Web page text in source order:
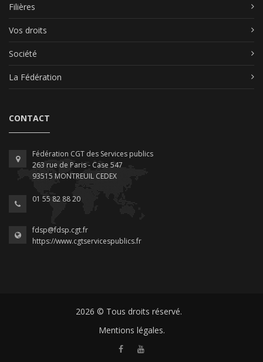
Filières
Vos droits
Société
La Fédération
CONTACT
Fédération CGT des Services publics
263 rue de Paris - Case 547
93515 MONTREUIL CEDEX
01 55 82 88 20
fdsp@fdsp.cgt.fr
https://www.cgtservicespublics.fr
2026 © Tous droits réservé.
Mentions légales.